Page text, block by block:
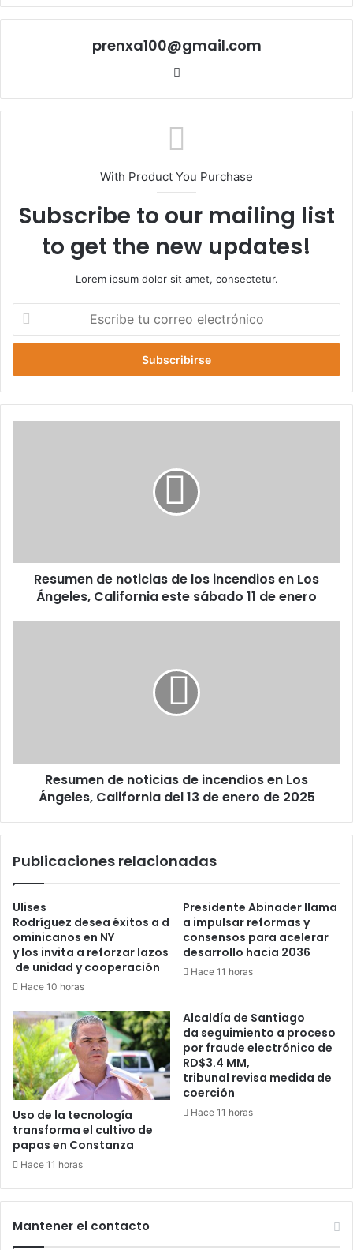
prenxa100@gmail.com
With Product You Purchase
Subscribe to our mailing list
to get the new updates!
Lorem ipsum dolor sit amet, consectetur.
correo
Ángeles,
California
Resumen de noticias de los incendios en Los
Ángeles, California este sábado 11 de enero
California
2025
Resumen de noticias de incendios en Los
Ángeles, California del 13 de enero de 2025
Publicaciones relacionadas
Ulises
Rodríguez desea éxitos a d
ominicanos en NY
y los invita a reforzar lazos
de unidad y cooperación
Hace 10 horas
Presidente Abinader llama
a impulsar reformas y
consensos para acelerar
desarrollo hacia 2036
Hace 11 horas
Uso de la tecnología
transforma el cultivo de
papas en Constanza
Hace 11 horas
Alcaldía de Santiago
da seguimiento a proceso
por fraude electrónico de
RD$3.4 MM,
tribunal revisa medida de
coerción
Hace 11 horas
Mantener el contacto